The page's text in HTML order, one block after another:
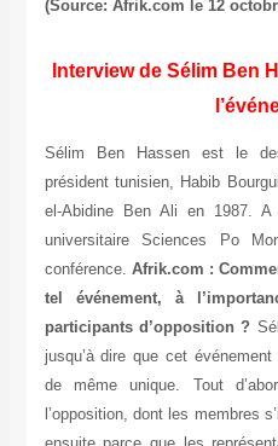
(Source: Afrik.com le 12
Interview de Sélim Ben
Sélim Ben Hassen est le
président tunisien, Habib
el-Abidine Ben Ali en 1987.
universitaire Sciences Po
conférence. Afrik.com :
tel événement, à
participants d’opposition ?
jusqu’à dire que cet
de même unique. Tout
l’opposition, dont les membres